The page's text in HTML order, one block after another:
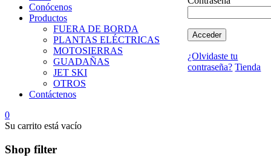
¿Olvidaste tu
contraseña? Tienda
Conócenos
Productos
FUERA DE BORDA
PLANTAS ELÉCTRICAS
MOTOSIERRAS
GUADAÑAS
JET SKI
OTROS
Contáctenos
0
Su carrito está vacío
Shop filter